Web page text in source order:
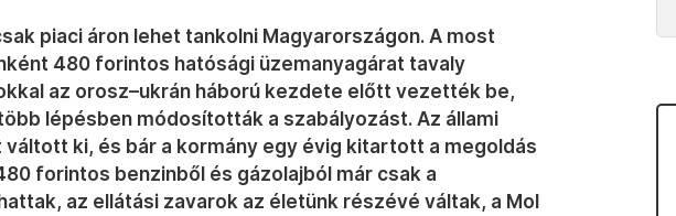
piaci áron lehet tankolni Magyarországon. A most
480 forintos hatósági üzemanyagárat tavaly
az orosz–ukrán háború kezdete előtt vezették be,
lépésben módosították a szabályozást. Az állami
ki, és bár a kormány egy évig kitartott a megoldás
forintos benzinből és gázolajból már csak a
az ellátási zavarok az életünk részévé váltak, a Mol